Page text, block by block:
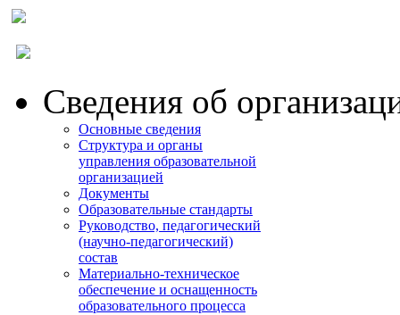
Сведения об
Основные сведения
Структура и органы
управления образовательной
организацией
Документы
Образовательные стандарты
Руководство, педагогический
(научно-педагогический)
состав
Материально-техническое
обеспечение и оснащенность
образовательного процесса